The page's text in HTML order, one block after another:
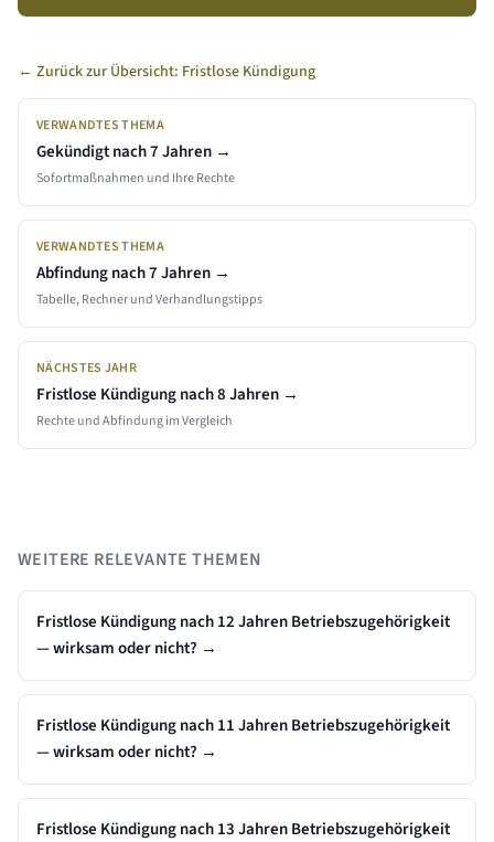
§ 626 Abs. 2 Satz 3 BGB kann der Arbeitnehmer eine schriftliche
← Zurück zur Übersicht: Fristlose Kündigung
VERWANDTES THEMA
Gekündigt nach7 Jahren →
Sofortmaßnahmen und Ihre Rechte
VERWANDTES THEMA
Abfindung nach7 Jahren →
Tabelle, Rechner und Verhandlungstipps
NÄCHSTES JAHR
Fristlose Kündigung nach8Jahren →
Rechte und Abfindung im Vergleich
WEITERE RELEVANTE THEMEN
Fristlose Kündigung nach 12 Jahren Betriebszugehörigkeit
— wirksam oder nicht? →
Fristlose Kündigung nach 11 Jahren Betriebszugehörigkeit
— wirksam oder nicht? →
Fristlose Kündigung nach 13 Jahren Betriebszugehörigkeit